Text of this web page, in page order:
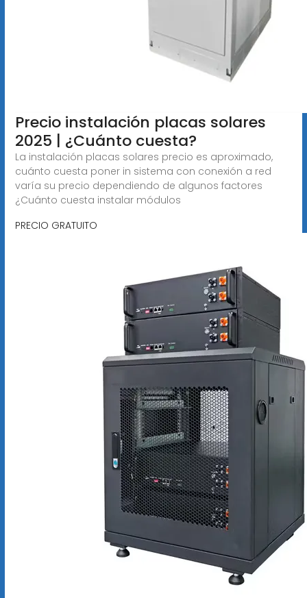
Precio instalación placas solares
2025 | ¿Cuánto cuesta?
La instalación placas solares precio es aproximado,
cuánto cuesta poner in sistema con conexión a red
varía su precio dependiendo de algunos factores
¿Cuánto cuesta instalar módulos
PRECIO GRATUITO